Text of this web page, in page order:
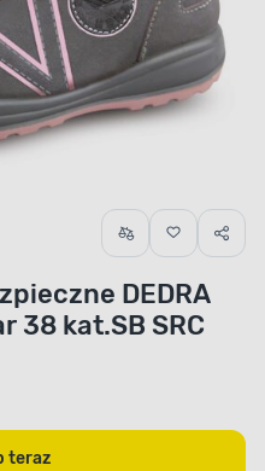
DEDRA
38 kat.SB SRC
Kup teraz